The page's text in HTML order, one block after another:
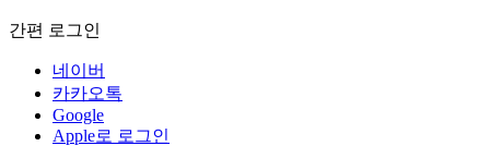
간편 로그인
네이버
카카오톡
Google
Apple로 로그인